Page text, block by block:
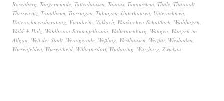
Rosenberg, Tangermünde, Tattenhausen, Taunus, Taunusstein, Thale, Tharandt,
Thessenvitz, Trondheim, Trossingen, Tübingen, Unterhausen, Unternehmen,
Unternehmensberatung, Viernheim, Volkach, Waakirchen-Schaftlach, Waiblingen,
Wald & Holz, Waldbrunn-Strümpfelbrunn, Walternienburg, Wangen, Wangen im
Allgäu, Weil der Stadt, Wernigerode, Weßling, Westhausen, Wetzlar, Wiesbaden,
Wiesenfelden, Wiesentheid, Wilhermsdorf, Winhöring, Würzburg, Zwickau